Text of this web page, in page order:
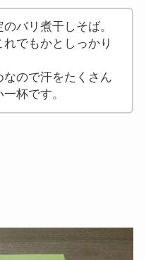
バリ煮干しそば。
でもかとしっかり
ので汗をたくさん
杯です。